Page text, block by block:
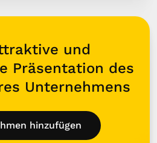
und
Präsentation des
Unternehmens
hinzufügen